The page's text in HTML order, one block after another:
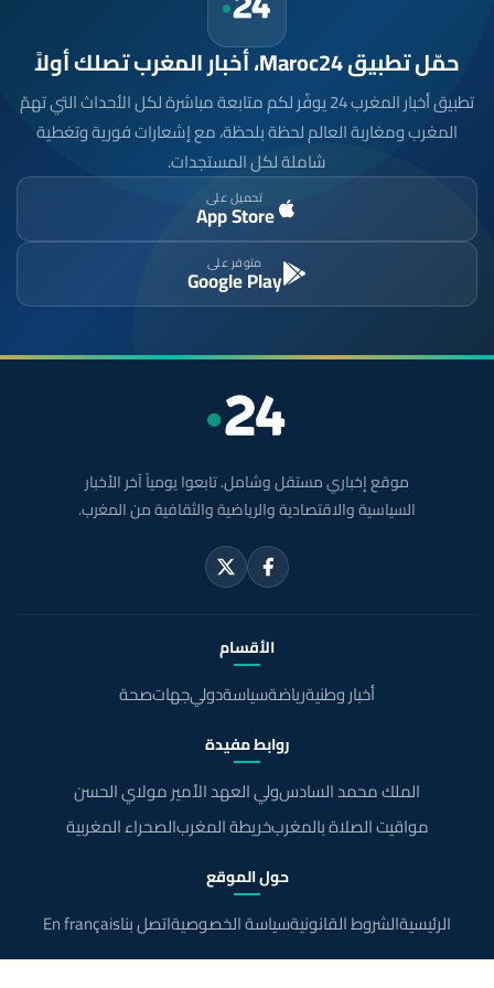
حمّل تطبيق Maroc24، أخبار المغرب تصلك أولاً
تطبيق أخبار المغرب 24 يوفّر لكم متابعة مباشرة لكل الأحداث التي تهمّ
المغرب ومغاربة العالم لحظة بلحظة، مع إشعارات فورية وتغطية
شاملة لكل المستجدات.
تحميل على
App Store
متوفر على
Google Play
موقع إخباري مستقل وشامل. تابعوا يومياً آخر الأخبار
السياسية والاقتصادية والرياضية والثقافية من المغرب.
الأقسام
أخبار وطنيةرياضةسياسةدوليجهاتصحة
روابط مفيدة
الملك محمد السادسولي العهد الأمير مولاي الحسن
مواقيت الصلاة بالمغربخريطة المغربالصحراء المغربية
حول الموقع
الرئيسيةالشروط القانونيةسياسة الخصوصيةاتصل بناEn français